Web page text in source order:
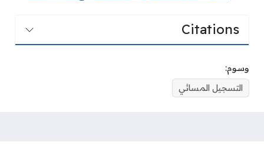
Citations
وسوم:
التسجيل المسائي